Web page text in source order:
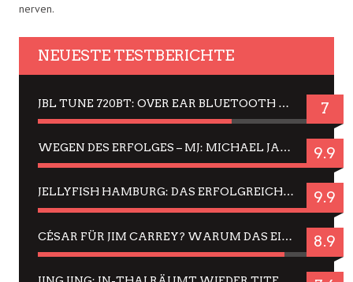
nerven.
NEUESTE TESTBERICHTE
JBL TUNE 720BT: OVER EAR BLUETOOTH KOPFHÖRER UM DIE 50,-€ IM DAUER-TEST 7
WEGEN DES ERFOLGES – MJ: MICHAEL JACKSON MUSICAL IN EINER MATINEE SEHEN 9.9
JELLYFISH HAMBURG: DAS ERFOLGREICHE SOMMER-MENÜ 2025 IN GEFÜHLEN UND BILDERN 9.9
CÉSAR FÜR JIM CARREY? WARUM DAS EINER DER NERVIGSTEN ACTORS IST UND BLEIBT 8.9